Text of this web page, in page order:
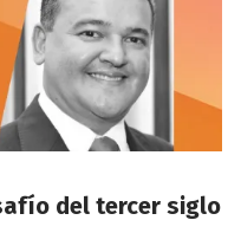
del tercer siglo